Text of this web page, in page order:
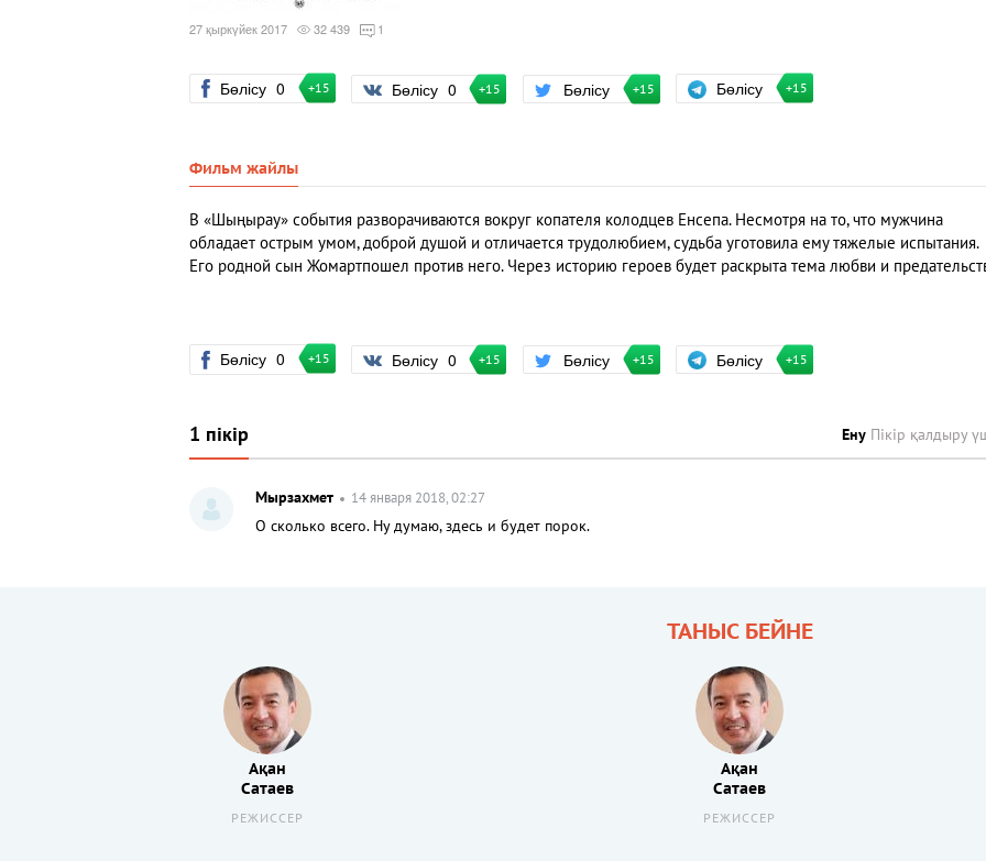
27 қыркүйек 2017 32 439 1
Бөлісу 0 +15 Бөлісу 0 +15 Бөлісу +15 Бөлісу +15
Фильм жайлы
В «Шыңырау» события разворачиваются вокруг копателя колодцев Енсепа. Несмотря на то, что мужчина
обладает острым умом, доброй душой и отличается трудолюбием, судьба уготовила ему тяжелые испытания.
Его родной сын Жомартпошел против него. Через историю героев будет раскрыта тема любви и
Бөлісу 0 +15 Бөлісу 0 +15 Бөлісу +15 Бөлісу +15
1 пікір Ену Пікір қалдыру
Мырзахмет 14 января 2018, 02:27
О сколько всего. Ну думаю, здесь и будет порок.
ТАНЫС БЕЙНЕ
Ақан
Сатаев
РЕЖИССЕР
Ақан
Сатаев
РЕЖИССЕР